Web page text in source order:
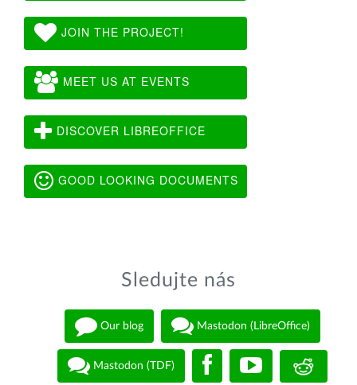
JOIN THE PROJECT!
MEET US AT EVENTS
DISCOVER LIBREOFFICE
GOOD LOOKING DOCUMENTS
Sledujte nás
Our blog Mastodon (LibreOffice)
Mastodon (TDF)